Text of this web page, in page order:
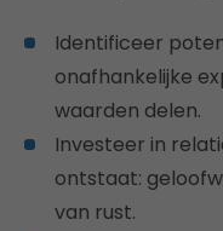
Identificeer
onafhankelijke
waarden delen.
Investeer in
ontstaat:
van rust.